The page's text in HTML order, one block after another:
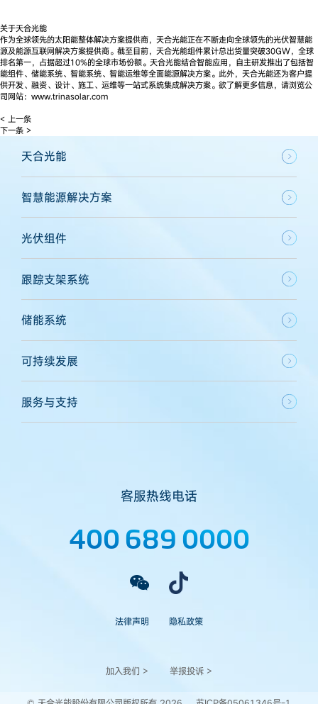
关于天合光能
作为全球领先的太阳能整体解决方案提供商，天合光能正在不断走向全球领先的光伏智慧能
源及能源互联网解决方案提供商。截至目前，天合光能组件累计总出货量突破30GW，全球
排名第一，占据超过10%的全球市场份额。天合光能结合智能应用，自主研发推出了包括智
能组件、储能系统、智能系统、智能运维等全面能源解决方案。此外，天合光能还为客户提
供开发、融资、设计、施工、运维等一站式系统集成解决方案。欲了解更多信息，请浏览公
司网站：www.trinasolar.com
< 上一条
下一条 >
天合光能
智慧能源解决方案
光伏组件
跟踪支架系统
储能系统
可持续发展
服务与支持
客服热线电话
400 689 0000
法律声明 隐私政策
加入我们 > 举报投诉 >